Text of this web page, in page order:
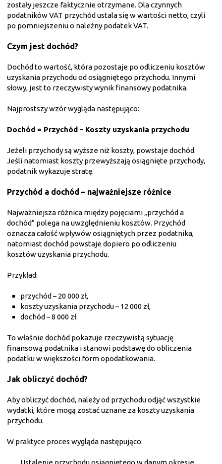
zostały jeszcze faktycznie otrzymane. Dla czynnych
podatników VAT przychód ustala się w wartości netto, czyli
po pomniejszeniu o należny podatek VAT.
Czym jest dochód?
Dochód to wartość, która pozostaje po odliczeniu kosztów
uzyskania przychodu od osiągniętego przychodu. Innymi
słowy, jest to rzeczywisty wynik finansowy podatnika.
Najprostszy wzór wygląda następująco:
Dochód = Przychód – Koszty uzyskania przychodu
Jeżeli przychody są wyższe niż koszty, powstaje dochód.
Jeśli natomiast koszty przewyższają osiągnięte przychody,
podatnik wykazuje stratę.
Przychód a dochód – najważniejsze różnice
Najważniejsza różnica między pojęciami „przychód a
dochód” polega na uwzględnieniu kosztów. Przychód
oznacza całość wpływów osiągniętych przez podatnika,
natomiast dochód powstaje dopiero po odliczeniu
kosztów uzyskania przychodu.
Przykład:
przychód – 20 000 zł,
koszty uzyskania przychodu – 12 000 zł,
dochód – 8 000 zł.
To właśnie dochód pokazuje rzeczywistą sytuację
finansową podatnika i stanowi podstawę do obliczenia
podatku w większości form opodatkowania.
Jak obliczyć dochód?
Aby obliczyć dochód, należy od przychodu odjąć wszystkie
wydatki, które mogą zostać uznane za koszty uzyskania
przychodu.
W praktyce proces wygląda następująco: